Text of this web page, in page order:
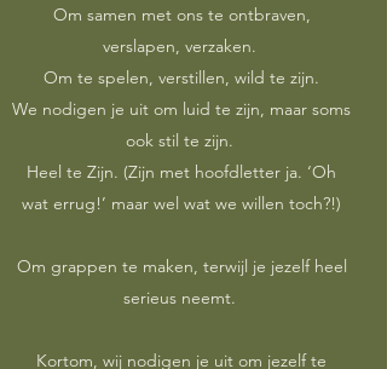
Om samen met ons te ontbraven,
verslapen, verzaken.
Om te spelen, verstillen, wild te zijn.
We nodigen je uit om luid te zijn, maar soms
ook stil te zijn.
Heel te Zijn. (Zijn met hoofdletter ja. ‘Oh
wat errug!’ maar wel wat we willen toch?!)
Om grappen te maken, terwijl je jezelf heel
serieus neemt.
Kortom, wij nodigen je uit om jezelf te